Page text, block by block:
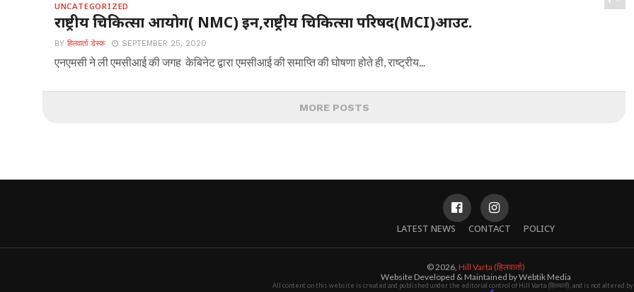
UNCATEGORIZED
राष्ट्रीय चिकित्सा आयोग( NMC) इन,राष्ट्रीय चिकित्सा परिषद(MCI)आउट.
BY हिलवार्ता डेस्क SEPTEMBER 25, 2020
एनएमसी ने ली एमसीआई की जगह केबिनेट द्वारा एमसीआई की समाप्ति की घोषणा होते ही, राष्ट्रीय...
MORE POSTS
LATEST NEWS CONTACT POLICY
© 2026, Hill Varta (हिलवार्ता)
Website Developed & Maintained by Webtik Media
All content on this website is created and published under the editorial control of Hill Varta (हिलवार्ता), and is not altered